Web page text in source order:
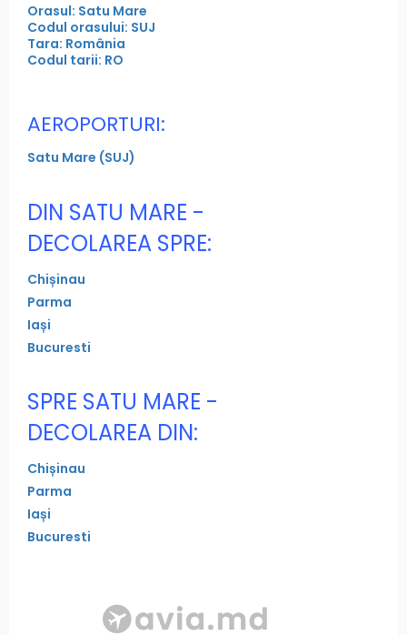
Orasul: Satu Mare
Codul orasului: SUJ
Tara: România
Codul tarii: RO
AEROPORTURI:
Satu Mare (SUJ)
DIN SATU MARE -
DECOLAREA SPRE:
Chișinau
Parma
Iași
Bucuresti
SPRE SATU MARE -
DECOLAREA DIN:
Chișinau
Parma
Iași
Bucuresti